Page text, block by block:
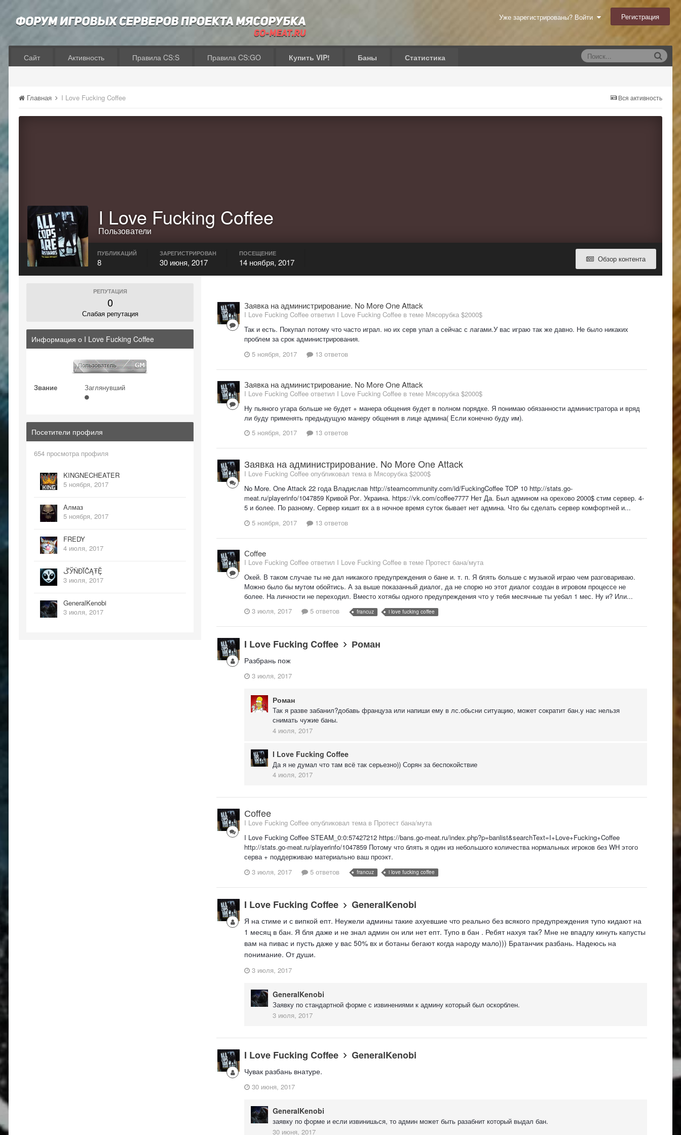
Уже зарегистрированы? Войти Регистрация
Сайт Активность Правила CS:S Правила CS:GO Купить VIP! Баны Статистика
Вся активность
Главная I Love Fucking Coffee
I Love Fucking Coffee
Пользователи
Обзор контента
ПУБЛИКАЦИЙ
8
ЗАРЕГИСТРИРОВАН
30 июня, 2017
ПОСЕЩЕНИЕ
14 ноября, 2017
РЕПУТАЦИЯ
0
Слабая репутация
Информация о I Love Fucking Coffee
Звание Заглянувший
Посетители профиля
654 просмотра профиля
KINGNECHEATER
5 ноября, 2017
Алмаз
5 ноября, 2017
FREDY
4 июля, 2017
ﮚЎŇĐĬĈĄŦḜ
3 июля, 2017
GeneralKenobi
3 июля, 2017
Заявка на администрирование. No More One Attack
I Love Fucking Coffee ответил I Love Fucking Coffee в теме Мясорубка $2000$
Так и есть. Покупал потому что часто играл. но их серв упал а сейчас с лагами.У вас играю так же давно. Не было никаких
проблем за срок администрирования.
5 ноября, 2017
13 ответов
Заявка на администрирование. No More One Attack
I Love Fucking Coffee ответил I Love Fucking Coffee в теме Мясорубка $2000$
Ну пьяного угара больше не будет + манера общения будет в полном порядке. Я понимаю обязанности администратора и вряд
ли буду применять предыдущую манеру общения в лице админа( Если конечно буду им).
5 ноября, 2017
13 ответов
Заявка на администрирование. No More One Attack
I Love Fucking Coffee опубликовал тема в Мясорубка $2000$
No More. One Attack 22 года Владислав http://steamcommunity.com/id/FuckingCoffee TOP 10 http://stats.go-
meat.ru/playerinfo/1047859 Кривой Рог. Украина. https://vk.com/coffee7777 Нет Да. Был админом на орехово 2000$ стим сервер. 4-
5 и более. По разному. Сервер кишит вх а в ночное время суток бывает нет админа. Что бы сделать сервер комфортней и...
5 ноября, 2017
13 ответов
Соffee
I Love Fucking Coffee ответил I Love Fucking Coffee в теме Протест бана/мута
Окей. В таком случае ты не дал никакого предупреждения о бане и. т. п. Я блять больше с музыкой играю чем разговариваю.
Можно было бы мутом обойтись. А за выше показанный диалог, да не спорю но этот диалог создан в игровом процессе не
более. На личности не переходил. Вместо хотябы одного предупреждения что у тебя месячные ты уебал 1 мес. Ну и? Или...
3 июля, 2017
5 ответов francuz i love fucking coffee
I Love Fucking Coffee Роман
Разбрань пож
3 июля, 2017
Роман
Так я разве забанил?добавь француза или напиши ему в лс.обьсни ситуацию, может сократит бан.у нас нельзя
снимать чужие баны.
4 июля, 2017
I Love Fucking Coffee
Да я не думал что там всё так серьезно)) Сорян за беспокойствие
4 июля, 2017
Соffee
I Love Fucking Coffee опубликовал тема в Протест бана/мута
I Love Fucking Coffee STEAM_0:0:57427212 https://bans.go-meat.ru/index.php?p=banlist&searchText=I+Love+Fucking+Coffee
http://stats.go-meat.ru/playerinfo/1047859 Потому что блять я один из небольшого количества нормальных игроков без WH этого
серва + поддерживаю материально ваш проэкт.
3 июля, 2017
5 ответов francuz i love fucking coffee
I Love Fucking Coffee GeneralKenobi
Я на стиме и с випкой епт. Неужели админы такие ахуевшие что реально без всякого предупреждения тупо кидают на
1 месяц в бан. Я бля даже и не знал админ он или нет епт. Тупо в бан . Ребят нахуя так? Мне не впадлу кинуть капусты
вам на пивас и пусть даже у вас 50% вх и ботаны бегают когда народу мало))) Братанчик разбань. Надеюсь на
понимание. От души.
3 июля, 2017
GeneralKenobi
Заявку по стандартной форме с извинениями к админу который был оскорблен.
3 июля, 2017
I Love Fucking Coffee GeneralKenobi
Чувак разбань внатуре.
30 июня, 2017
GeneralKenobi
заявку по форме и если извинишься, то админ может быть разабнит который выдал бан.
30 июня, 2017